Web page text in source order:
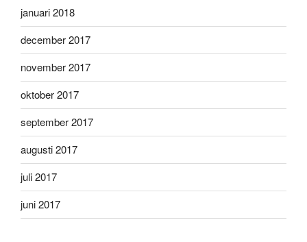
januari 2018
december 2017
november 2017
oktober 2017
september 2017
augusti 2017
juli 2017
juni 2017